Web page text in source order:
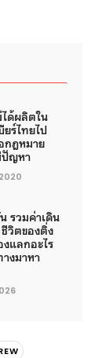
ได้ผลิตใน
ยร์ไทยไป
กฎหมาย
ญหา
รวมค่าเดิน
วิตของติ่ง
แลกอะไร
งมาหา